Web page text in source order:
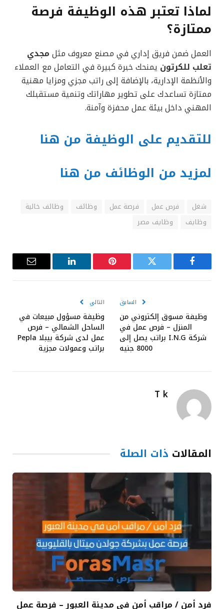
لماذا تعتبر هذه الوظيفة فرصة
ممتازة؟
العمل ضمن فريق إداري في مصنع معروف مثل مجدي
تعلب للكرتون يمنحك خبرة كبيرة في التعامل مع العملاء
والأنظمة الإدارية، بالإضافة إلى راتب مجزي ومزايا مهنية
ممتازة تساعدك على تطوير مهاراتك وتنمية مستقبلك
المهني داخل بيئة عمل محفزة وآمنة.
للتقديم على الوظيفة من هنا
لمزيد من الوظائف من هنا
شغل فرص عمل فرصة عمل وظائف
وظائف خالية
وظايف
وظايف مصر
فيسبوك تويتر بينتيريست لينكدإن
البريد
السابق
وظيفة مسوق إلكتروني من
المنزل – فرص عمل في
شركة I.N.G براتب يصل إلى
8000 جنيه
التالي
وظيفة مسؤول مبيعات في
الساحل الشمالي – فرص
عمل لدى شركة بيبلا Pepla
براتب وعمولات مجزية
T k
المقالات ذات الصلة
فرد أمن / مراقب أمن في مدينة العبور – فرصة عمل